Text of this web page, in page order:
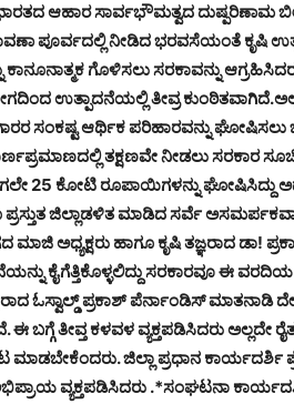
ಆಹಾರ ಸಾರ್ವಭೌಮತ್ವದ ದುಷ್ಪರಿಣಾಮ
ಪೂರ್ವದಲ್ಲಿ ನೀಡಿದ ಭರವಸೆಯಂತೆ ಕೃಷಿ
ಗೊಳಿಸಲು ಸರಕಾವನ್ನು
ಉತ್ಪಾದನೆಯಲ್ಲಿ ತೀವ್ರ
ಸಂಕಷ್ಟ ಆರ್ಥಿಕ ಪರಿಹಾರವನ್ನು
ತಕ್ಷಣವೇ ನೀಡಲು ಸರಕಾರ
25 ಕೋಟಿ ರೂಪಾಯಿಗಳನ್ನು ಘೋಷಿಸಿದ್ದು
ಜಿಲ್ಲಾಡಳಿತ ಮಾಡಿದ ಸರ್ವೆ
ಅಧ್ಯಕ್ಷರು ಹಾಗೂ ಕೃಷಿ ತಜ್ಞರಾದ ಡಾ!
ಕೈಗೆತ್ತಿಕೊಳ್ಳಲಿದ್ದು ಸರಕಾರವೂ ಈ
ಓಸ್ವಾಲ್ಡ್ ಪ್ರಕಾಶ್ ಪೆರ್ನಾಂಡಿಸ್
ಈ ಬಗ್ಗೆ ತೀವ್ತ ಕಳವಳ ವ್ಯಕ್ತಪಡಿಸಿದರು ಅಲ್ಲದೇ
ಜಿಲ್ಲಾ ಪ್ರಧಾನ ಕಾರ್ಯದರ್ಶಿ
ವ್ಯಕ್ತಪಡಿಸಿದರು .*ಸಂಘಟನಾ